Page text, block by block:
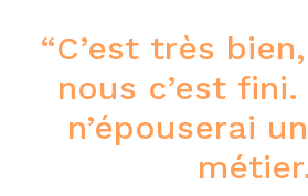
“C’est très
nous c’est
n’épouserai